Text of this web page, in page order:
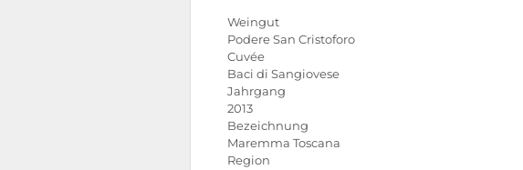
Weingut
Podere San Cristoforo
Cuvée
Baci di Sangiovese
Jahrgang
2013
Bezeichnung
Maremma Toscana
Region